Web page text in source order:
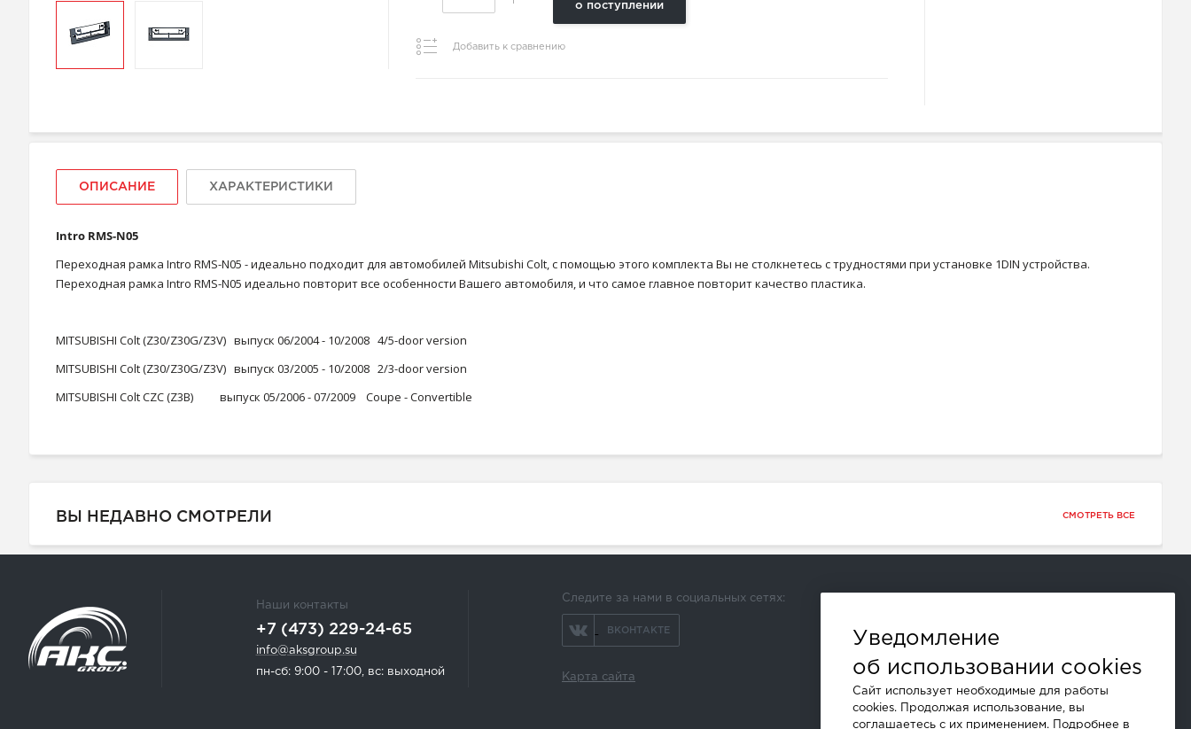
о поступлении
Добавить к сравнению
ОПИСАНИЕ ХАРАКТЕРИСТИКИ
Intro RMS-N05
Переходная рамка Intro RMS-N05 - идеально подходит для автомобилей Mitsubishi Colt, с помощью этого комплекта Вы не столкнетесь с трудностями при установке 1DIN устройства.
Переходная рамка Intro RMS-N05 идеально повторит все особенности Вашего автомобиля, и что самое главное повторит качество пластика.
MITSUBISHI Colt (Z30/Z30G/Z3V) выпуск 06/2004 - 10/2008 4/5-door version
MITSUBISHI Colt (Z30/Z30G/Z3V) выпуск 03/2005 - 10/2008 2/3-door version
MITSUBISHI Colt CZC (Z3B) выпуск 05/2006 - 07/2009 Coupe - Convertible
ВЫ НЕДАВНО СМОТРЕЛИ СМОТРЕТЬ ВСЕ
Наши контакты
+7 (473) 229-24-65
info@aksgroup.su
пн-сб: 9:00 - 17:00, вс: выходной
Следите за нами в социальных сетях:
ВКОНТАКТЕ
Карта сайта
и другие
Уведомление
об использовании cookies
Сайт использует необходимые для работы
cookies. Продолжая использование, вы
соглашаетесь с их применением. Подробнее в